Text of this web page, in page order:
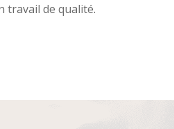
travail de qualité.